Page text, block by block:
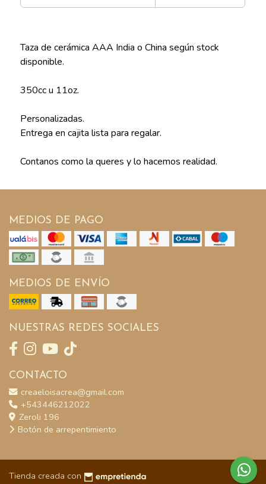
Taza de cerámica AAA India o China según stock
disponible.
350cc u 11oz.
Personalizadas.
Entrega en cajita lista para regalar.
Contanos como la queres y lo hacemos realidad.
MEDIOS DE PAGO
MEDIOS DE ENVÍO
NUESTRAS REDES SOCIALES
CONTACTO
creaeloisacrea@gmail.com
+543446212022
Zeroli 196
Botón de arrepentimiento
Tienda creada con